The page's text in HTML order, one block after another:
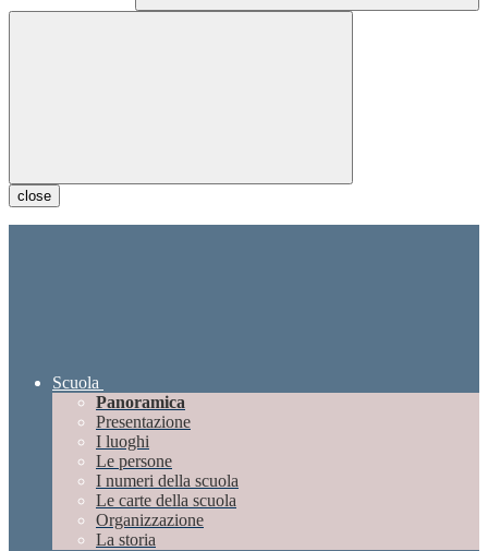
close
Scuola
Panoramica
Presentazione
I luoghi
Le persone
I numeri della scuola
Le carte della scuola
Organizzazione
La storia